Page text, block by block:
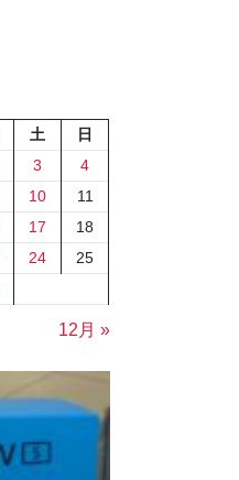
土
日
3
4
10
11
17
18
24
25
12月 »